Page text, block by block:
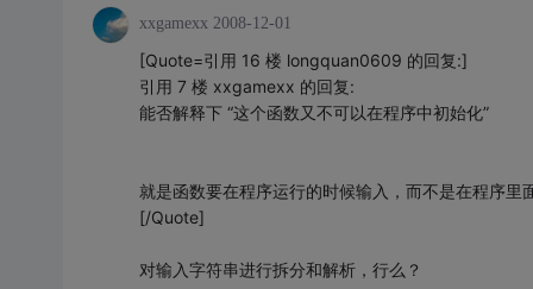
xxgamexx 2008-12-01
[Quote=引用 16 楼 longquan0609 的回复:]
引用 7 楼 xxgamexx 的回复:
能否解释下 “这个函数又不可以在程序中初始化”
就是函数要在程序运行的时候输入，而不是在程序里
[/Quote]
对输入字符串进行拆分和解析，行么？